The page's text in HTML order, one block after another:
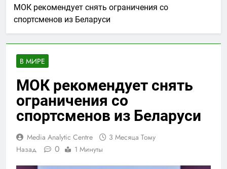
МОК рекомендует снять ограничения со
спортсменов из Беларуси
В МИРЕ
МОК рекомендует снять
ограничения со
спортсменов из Беларуси
Media Analytic Centre
3 Месяца Тому
Назад
0 1 Минуты